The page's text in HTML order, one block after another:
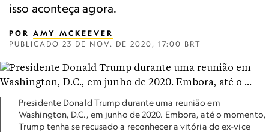
isso aconteça agora.
POR AMY MCKEEVER
PUBLICADO 23 DE NOV. DE 2020, 17:00 BRT
Presidente Donald Trump durante uma reunião em
Washington, D.C., em junho de 2020. Embora, até o momento,
Trump tenha se recusado a reconhecer a vitória do ex-vice